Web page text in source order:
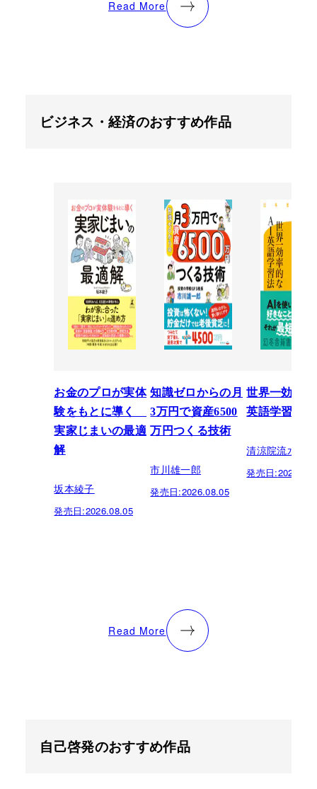
Read More
ビジネス・経済のおすすめ作品
お金のプロが実体
験をもとに導く
実家じまいの最適
解
坂本綾子
発売日:2026.08.05
知識ゼロからの月
3万円で資産6500
万円つくる技術
市川雄一郎
発売日:2026.08.05
世界一効率
英語学習法
清涼院流水
発売日:
Read More
自己啓発のおすすめ作品